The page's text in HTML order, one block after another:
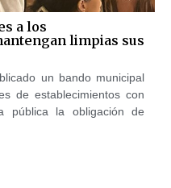
a los
limpias sus
un bando municipal
de establecimientos con
pública la obligación de